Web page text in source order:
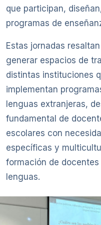
que participan,
programas de
Estas jornadas
generar espacios de
distintas instituciones
implementan
lenguas extranjeras,
fundamental de
escolares con
específicas y
formación de
lenguas.